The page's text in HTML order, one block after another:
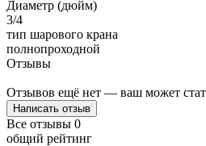
Диаметр (дюйм)
3/4
тип шарового крана
полнопроходной
Отзывы
Отзывов ещё нет — ваш может
Написать отзыв
Все отзывы 0
общий рейтинг